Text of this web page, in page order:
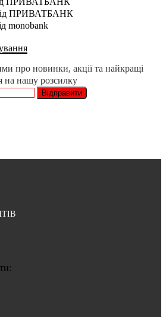
ПРИВАТБАНК
monobank
про новинки, акції та найкращі
на нашу розсилку
Відправити